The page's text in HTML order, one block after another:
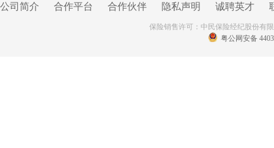
公司简介 合作平台 合作伙伴 隐私声明 诚聘英才
保险销售许可：中民保险经纪股份有
粤公网安备